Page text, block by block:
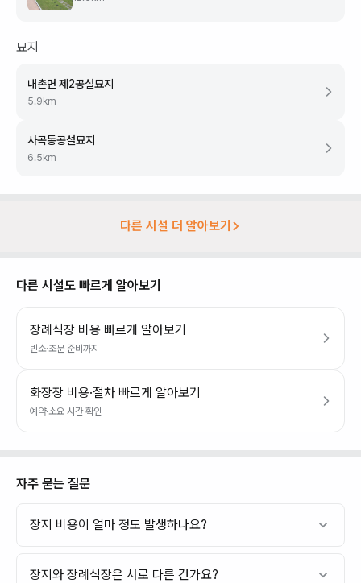
묘지
내촌면 제2공설묘지
5.9 km
사곡동공설묘지
6.5 km
다른 시설 더 알아보기
다른 시설도 빠르게 알아보기
장례식장 비용 빠르게 알아보기
빈소·조문 준비까지
화장장 비용·절차 빠르게 알아보기
예약·소요 시간 확인
자주 묻는 질문
장지 비용이 얼마 정도 발생하나요?
장지와 장례식장은 서로 다른 건가요?